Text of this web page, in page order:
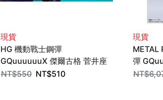
現貨
HG 機動戰士鋼彈
GQuuuuuuX 傑爾古格 菅井座
機 組裝模型 1/144 BANDAI
NT$550 NT$510
現貨
METAL
彈
動完成
NT$